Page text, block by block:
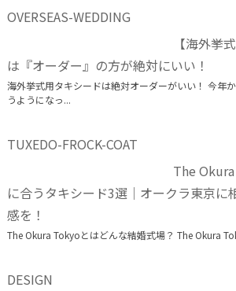
OVERSEAS-WEDDING
【海外挙
は『オーダー』の方が絶対にいい！
海外挙式用タキシードは絶対オーダーがいい！ 今年
うようになっ...
TUXEDO-FROCK-COAT
The
に合うタキシード3選｜オークラ東京に
感を！
The Okura Tokyoとはどんな結婚式場？ The Okura
DESIGN